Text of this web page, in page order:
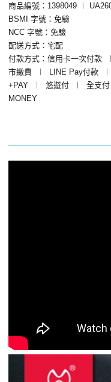
商品編號：1398049 ︱
BSMI 字號：免驗
NCC 字號：免驗
配送方式：宅配
付款方式：信用卡一次付款
︱
市繳費
︱ LINE Pay付款 ︱
+PAY
︱ 悠遊付 ︱ 全支付
MONEY